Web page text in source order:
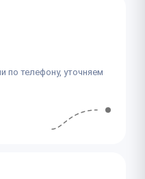
по телефону, уточняем